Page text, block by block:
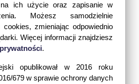
ich użycie oraz zapisanie w
Możesz samodzielnie
zmieniając odpowiednio
Więcej informacji znajdziesz
.
opublikował w 2016 roku
679 w sprawie ochrony danych